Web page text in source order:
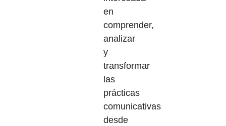
en
comprender,
analizar
y
transformar
las
prácticas
comunicativas
desde